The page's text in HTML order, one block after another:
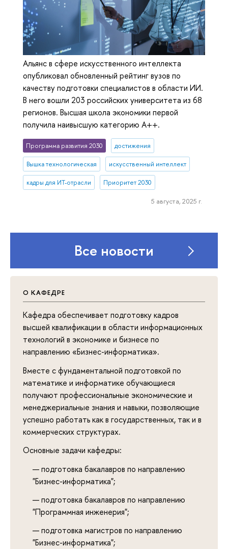
Альянс в сфере искусственного интеллекта
опубликовал обновленный рейтинг вузов по
качеству подготовки специалистов в области ИИ.
В него вошли 203 российских университета из 68
регионов. Высшая школа экономики первой
получила наивысшую категорию А++.
Программа развития 2030 достижения
Вышка технологическая искусственный интеллект
кадры для ИТ-отрасли Приоритет 2030
5 августа, 2025 г.
Все новости
О КАФЕДРЕ
Кафедра обеспечивает подготовку кадров
высшей квалификации в области информационных
технологий в экономике и бизнесе по
направлению «Бизнес-информатика».
Вместе с фундаментальной подготовкой по
математике и информатике обучающиеся
получают профессиональные экономические и
менеджериальные знания и навыки, позволяющие
успешно работать как в государственных, так и в
коммерческих структурах.
Основные задачи кафедры:
подготовка бакалавров по направлению
"Бизнес-информатика";
подготовка бакалавров по направлению
"Программная инженерия";
подготовка магистров по направлению
"Бизнес-информатика";